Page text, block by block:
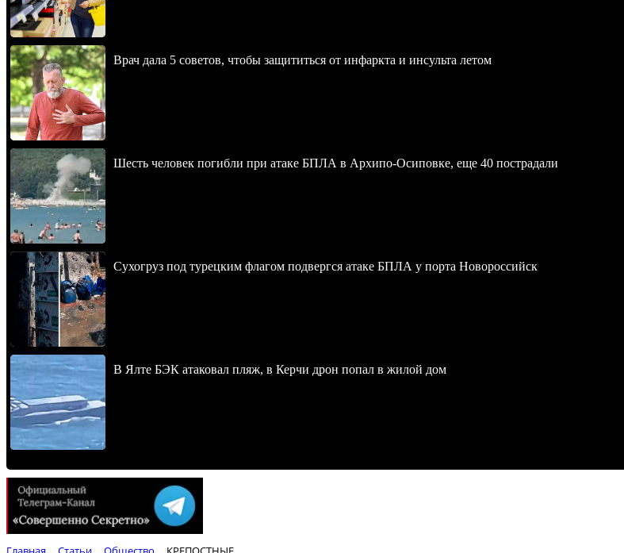
Врач дала 5 советов, чтобы защититься от инфаркта и инсульта летом
Шесть человек погибли при атаке БПЛА в Архипо-Осиповке, еще 40 пострадали
Сухогруз под турецким флагом подвергся атаке БПЛА у порта Новороссийск
В Ялте БЭК атаковал пляж, в Керчи дрон попал в жилой дом